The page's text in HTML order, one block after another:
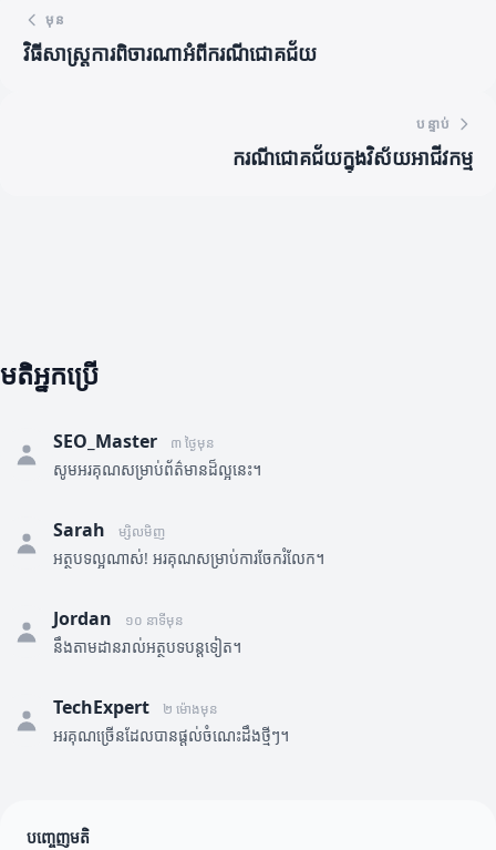
មុន
វិធីសាស្ត្រការពិចារណាអំពីករណីជោគជ័យ
បន្ទាប់
ករណីជោគជ័យក្នុងវិស័យអាជីវកម្ម
មតិអ្នកប្រើ
SEO_Master ៣ ថ្ងៃមុន
សូមអរគុណសម្រាប់ព័ត៌មានដ៏ល្អនេះ។
Sarah ម្សិលមិញ
អត្ថបទល្អណាស់! អរគុណសម្រាប់ការចែករំលែក។
Jordan ១០ នាទីមុន
នឹងតាមដានរាល់អត្ថបទបន្តទៀត។
TechExpert ២ ម៉ោងមុន
អរគុណច្រើនដែលបានផ្តល់ចំណេះដឹងថ្មីៗ។
បញ្ចេញមតិ